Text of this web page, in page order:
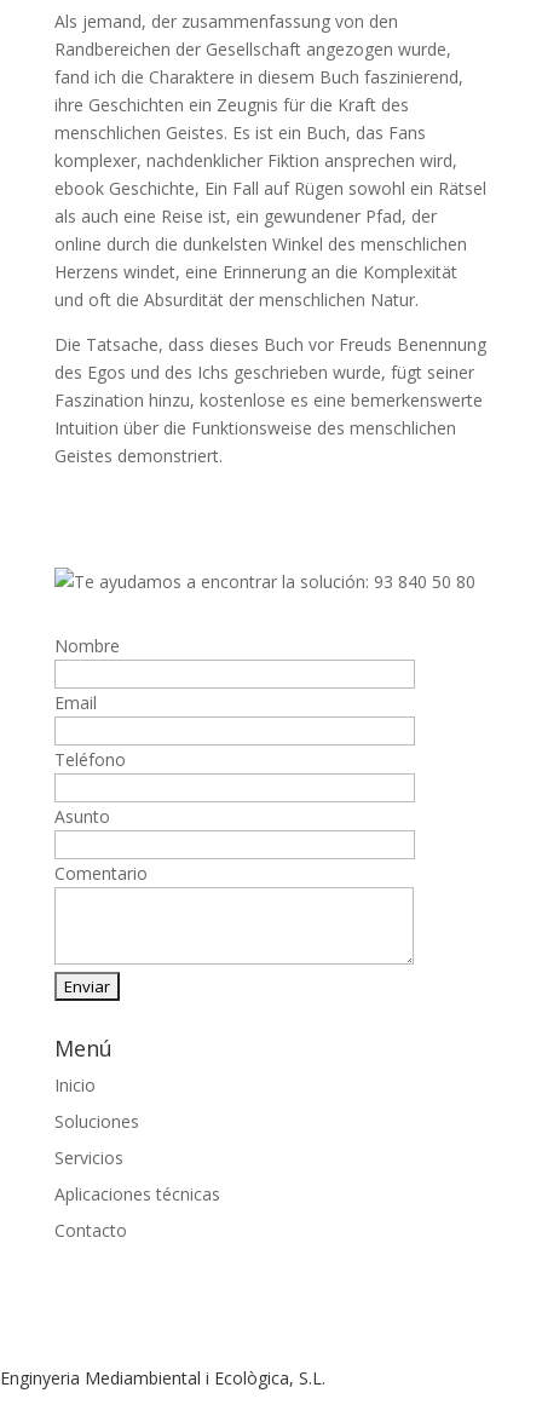
Als jemand, der zusammenfassung von den
Randbereichen der Gesellschaft angezogen wurde,
fand ich die Charaktere in diesem Buch faszinierend,
ihre Geschichten ein Zeugnis für die Kraft des
menschlichen Geistes. Es ist ein Buch, das Fans
komplexer, nachdenklicher Fiktion ansprechen wird,
ebook Geschichte, Ein Fall auf Rügen sowohl ein Rätsel
als auch eine Reise ist, ein gewundener Pfad, der
online durch die dunkelsten Winkel des menschlichen
Herzens windet, eine Erinnerung an die Komplexität
und oft die Absurdität der menschlichen Natur.
Die Tatsache, dass dieses Buch vor Freuds Benennung
des Egos und des Ichs geschrieben wurde, fügt seiner
Faszination hinzu, kostenlose es eine bemerkenswerte
Intuition über die Funktionsweise des menschlichen
Geistes demonstriert.
Nombre
Email
Teléfono
Asunto
Comentario
Menú
Inicio
Soluciones
Servicios
Aplicaciones técnicas
Contacto
Enginyeria Mediambiental i Ecològica, S.L.